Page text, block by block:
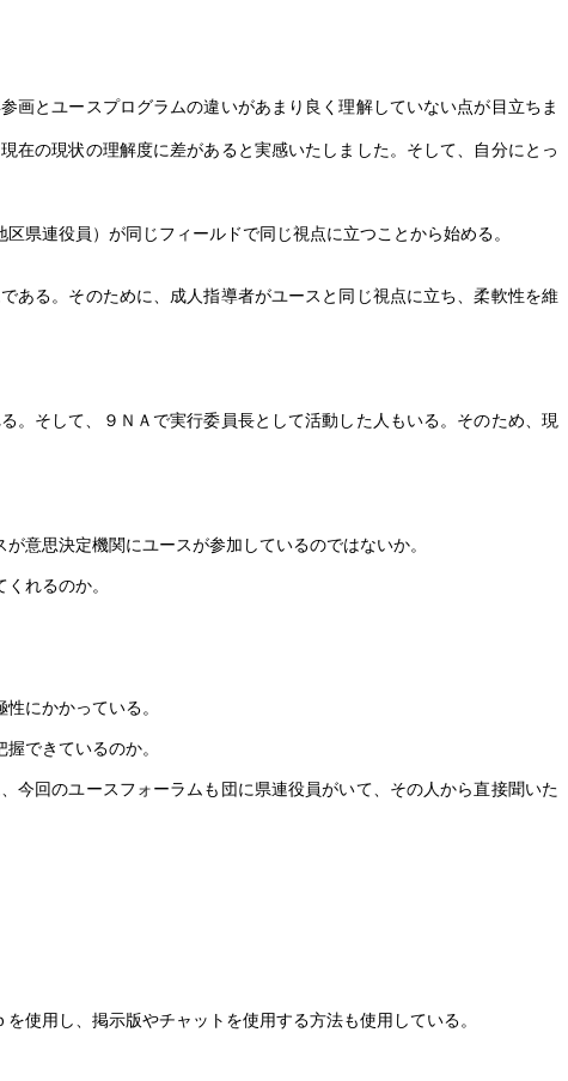
とユースプログラムの違いがあまり良く理解していない点が目立ちま
の現状の理解度に差があると実感いたしました。そして、自分にとっ
県連役員）が同じフィールドで同じ視点に立つことから始める。
る。そのために、成人指導者がユースと同じ視点に立ち、柔軟性を維
そして、９ＮＡで実行委員長として活動した人もいる。そのため、現
意思決定機関にユースが参加しているのではないか。
れるのか。
にかかっている。
できているのか。
回のユースフォーラムも団に県連役員がいて、その人から直接聞いた
用し、掲示版やチャットを使用する方法も使用している。